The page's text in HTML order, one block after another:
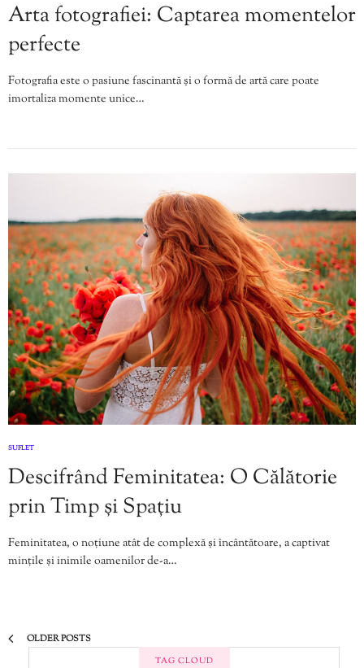
Arta fotografiei: Captarea momentelor
perfecte
Fotografia este o pasiune fascinantă și o formă de artă care poate
imortaliza momente unice…
SUFLET
Descifrând Feminitatea: O Călătorie
prin Timp și Spațiu
Feminitatea, o noțiune atât de complexă și încântătoare, a captivat
mințile și inimile oamenilor de-a…
OLDER POSTS
TAG CLOUD